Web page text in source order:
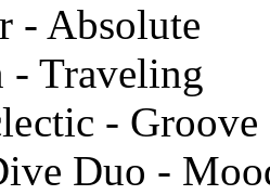
- Absоlutе
Trаvеling
-
Duо -